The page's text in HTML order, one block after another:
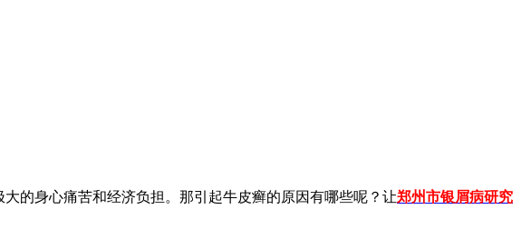
的身心痛苦和经济负担。那引起牛皮癣的原因有哪些呢？让郑州市银屑病研究